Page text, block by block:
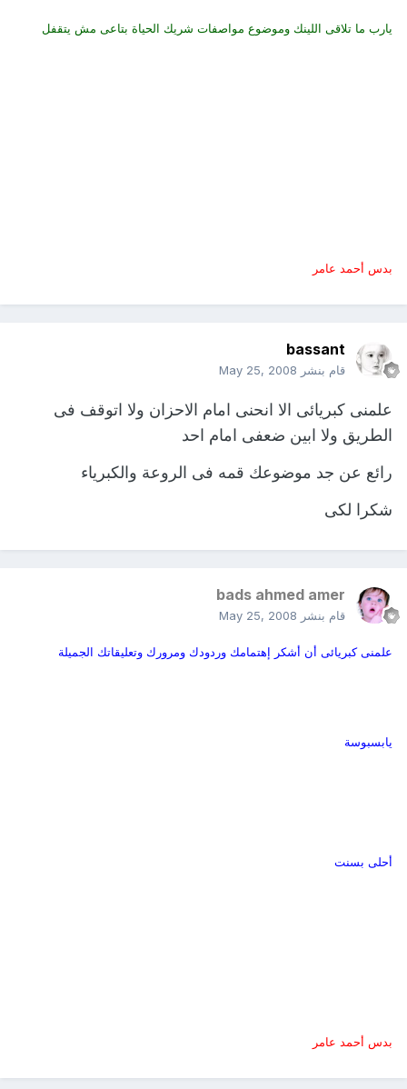
يارب ما تلاقى اللينك وموضوع مواصفات شريك الحياة بتاعى مش يتقفل
بدس أحمد عامر
bassant
قام بنشر May 25, 2008
علمنى كبريائى الا انحنى امام الاحزان ولا اتوقف فى
الطريق ولا ابين ضعفى امام احد
رائع عن جد موضوعك قمه فى الروعة والكبرياء
شكرا لكى
bads ahmed amer
قام بنشر May 25, 2008
علمنى كبريائى أن أشكر إهتمامك وردودك ومرورك وتعليقاتك الجميلة
يابسبوسة
أحلى بسنت
بدس أحمد عامر